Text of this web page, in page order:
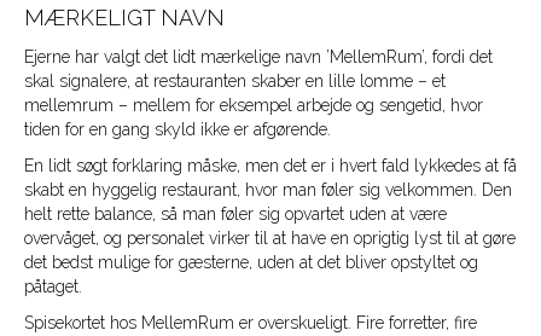
MÆRKELIGT NAVN
Ejerne har valgt det lidt mærkelige navn ’MellemRum’, fordi det
skal signalere, at restauranten skaber en lille lomme – et
mellemrum – mellem for eksempel arbejde og sengetid, hvor
tiden for en gang skyld ikke er afgørende.
En lidt søgt forklaring måske, men det er i hvert fald lykkedes at få
skabt en hyggelig restaurant, hvor man føler sig velkommen. Den
helt rette balance, så man føler sig opvartet uden at være
overvåget, og personalet virker til at have en oprigtig lyst til at gøre
det bedst mulige for gæsterne, uden at det bliver opstyltet og
påtaget.
Spisekortet hos MellemRum er overskueligt. Fire forretter, fire